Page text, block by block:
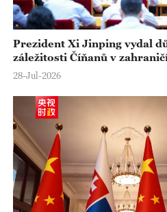
Prezident Xi Jinping vydal
záležitosti Číňanů v
28-Jul-2026